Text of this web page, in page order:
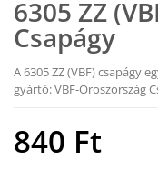
6305 ZZ
Csapágy
A 6305 ZZ (VBF) csapágy
gyártó: VBF-Oroszország
840 Ft